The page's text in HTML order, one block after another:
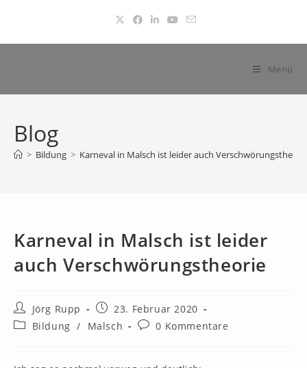
springen
Menü
Blog
> Bildung > Karneval in Malsch ist leider auch
Karneval in Malsch ist leider
auch Verschwörungstheorie
Beitrags-
Autor:
Jörg Rupp
Beitrag
veröffentlicht:
23. Februar 2020
Beitrags-
Bildung / Malsch
Beitrags-
0 Kommentare